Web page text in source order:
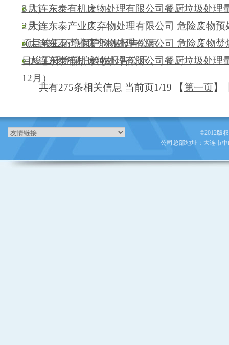
3月）
大连东泰有机废物处理有限公司餐厨垃圾处理
2月）
大连东泰产业废弃物处理有限公司 危险废物预
项目竣工环境保护验收报告公示
大连东泰产业废弃物处理有限公司 危险废物焚
目竣工环境保护验收报告公示
大连东泰有机废物处理有限公司餐厨垃圾处理
12月）
共有275条相关信息 当前页1/19 【第一页】
©2012版
公司总部地址：大连市